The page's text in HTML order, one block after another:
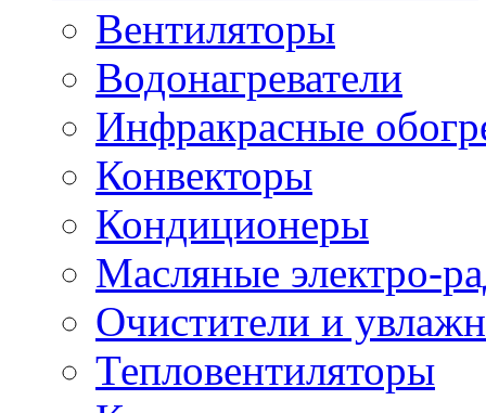
Вентиляторы
Водонагреватели
Инфракрасные
Конвекторы
Кондиционеры
Масляные электро-
Очистители и
Тепловентиляторы